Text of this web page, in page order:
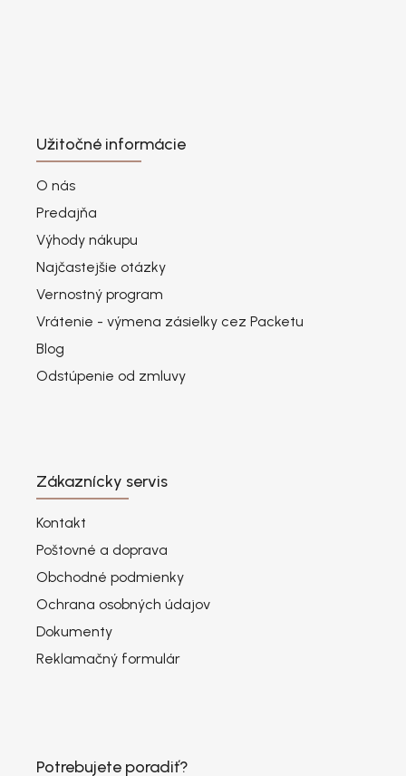
Užitočné informácie
O nás
Predajňa
Výhody nákupu
Najčastejšie otázky
Vernostný program
Vrátenie - výmena zásielky cez Packetu
Blog
Odstúpenie od zmluvy
Zákaznícky servis
Kontakt
Poštovné a doprava
Obchodné podmienky
Ochrana osobných údajov
Dokumenty
Reklamačný formulár
Potrebujete poradiť?